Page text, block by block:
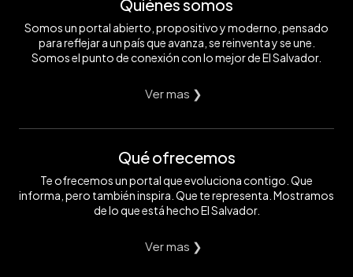
Quiénes somos
Somos un portal abierto, propositivo y moderno, pensado
para reflejar a un país que avanza, se reinventa y se une.
Somos el punto de conexión con lo mejor de El Salvador.
Ver mas ❯
Qué ofrecemos
Te ofrecemos un portal que evoluciona contigo. Que
informa, pero también inspira. Que te representa. Mostramos
de lo que está hecho El Salvador.
Ver mas ❯